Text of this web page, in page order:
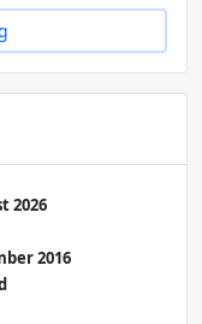
2026
2016